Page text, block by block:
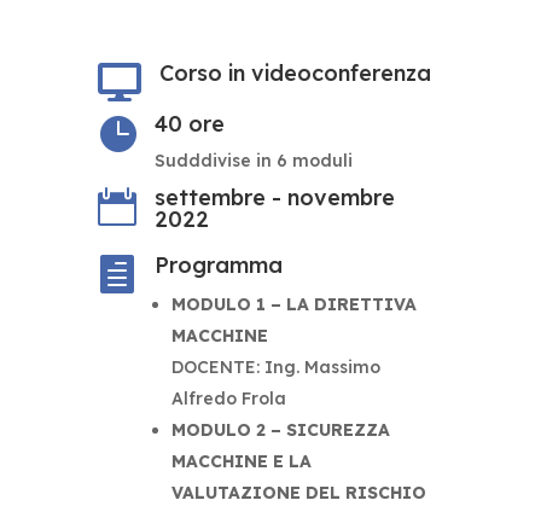
 Corso in videoconferenza
 40 ore
Sudddivise in 6 moduli
 settembre - novembre
2022
 Programma
MODULO 1 – LA DIRETTIVA
MACCHINE
DOCENTE: Ing. Massimo
Alfredo Frola
MODULO 2 – SICUREZZA
MACCHINE E LA
VALUTAZIONE DEL RISCHIO